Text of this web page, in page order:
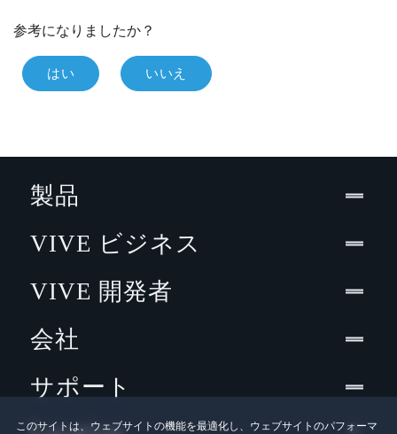
参考になりましたか？
はい いいえ
このサイトは、ウェブサイトの機能を最適化し、ウェブサイトのパフォーマ
製品
VIVE ビジネス
VIVE 開発者
会社
サポート